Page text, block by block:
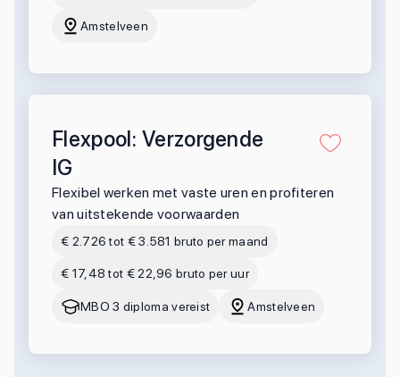
Amstelveen
Flexpool: Verzorgende
IG
Flexibel werken met vaste uren en profiteren
van uitstekende voorwaarden
€ 2.726 tot € 3.581 bruto per maand
€ 17,48 tot € 22,96 bruto per uur
MBO 3 diploma vereist Amstelveen